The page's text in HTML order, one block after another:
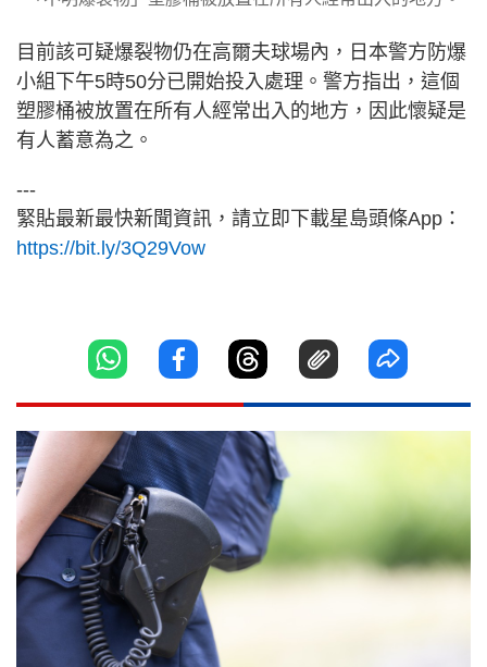
目前該可疑爆裂物仍在高爾夫球場內，日本警方防爆
小組下午5時50分已開始投入處理。警方指出，這個
塑膠桶被放置在所有人經常出入的地方，因此懷疑是
有人蓄意為之。
---
緊貼最新最快新聞資訊，請立即下載星島頭條App：
https://bit.ly/3Q29Vow